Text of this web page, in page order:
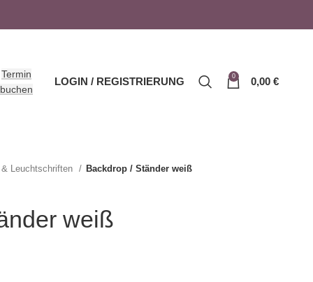
Termin
buchen
LOGIN / REGISTRIERUNG 0 0,00€
Leuchtschriften Backdrop / Ständer weiß
weiß